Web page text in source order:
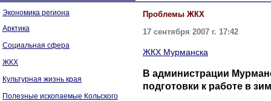
Экономика региона
Арктика
Социальная сфера
ЖКХ
Культурная жизнь края
Полезные ископаемые Кольского
Проблемы ЖКХ
17 сентября 2007 г. 17:42
ЖКХ Мурманска
В администрации
подготовки к работе в